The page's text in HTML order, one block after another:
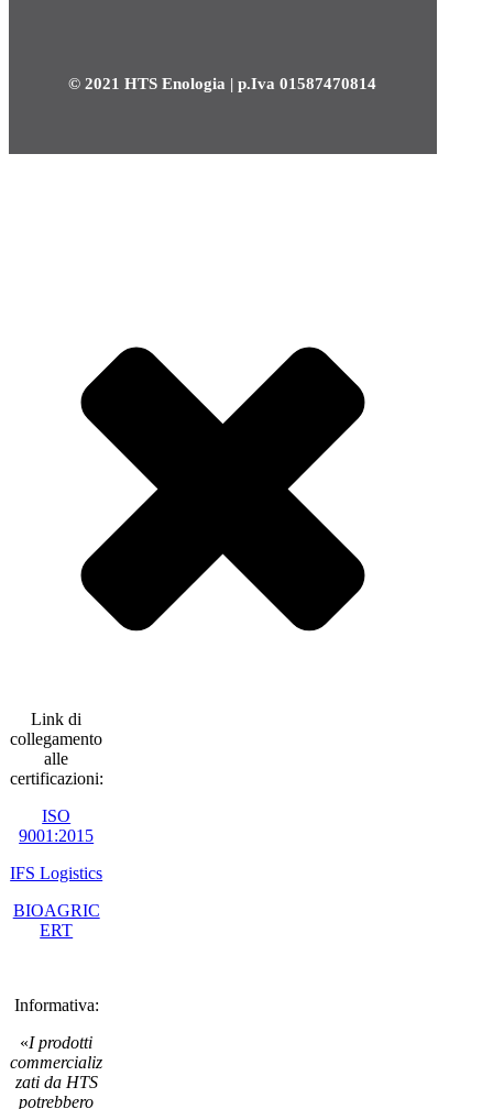
© 2021 HTS Enologia | p.Iva 01587470814
Link di
collegamento
alle
certificazioni:
ISO
9001:2015
IFS Logistics
BIOAGRIC
ERT
Informativa:
«I prodotti
commercializ
zati da HTS
potrebbero